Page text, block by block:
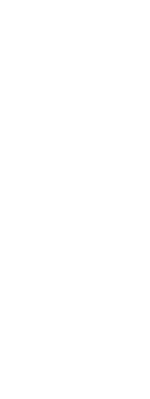
U produžecima
više nije bio na
Penal serija: 1:0-
3:2-Lučić (Rosić
brani) i Crvena